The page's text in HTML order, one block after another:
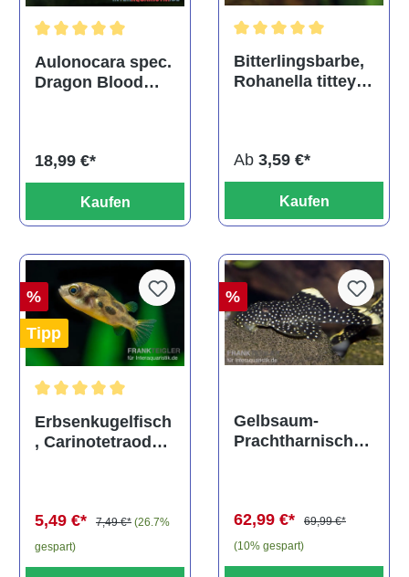
Durchschnittliche Bewertung von 5 von 5 Sternen
Aulonocara spec.
Dragon Blood
18,99 €*
Kaufen
Bitterlingsbarbe,
Rohanella titteya,
Ab 3,59 €*
Kaufen
%
Tipp
Durchschnittliche Bewertung von 5 von 5 Sternen
Erbsenkugelfisch
, Carinotetraodon
5,49 €* 7,49 €* (26.7%
gespart)
%
Gelbsaum-
Prachtharnischw
62,99 €*
69,99 €*
(10% gespart)